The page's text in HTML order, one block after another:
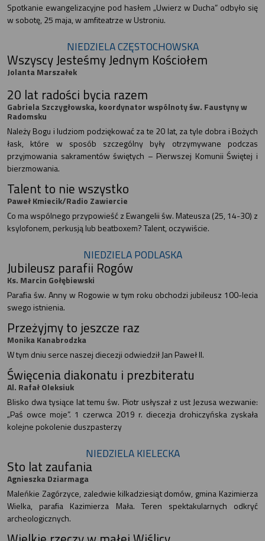
Spotkanie ewangelizacyjne pod hasłem „Uwierz w Ducha” odbyło się
w sobotę, 25 maja, w amfiteatrze w Ustroniu.
NIEDZIELA CZĘSTOCHOWSKA
Wszyscy Jesteśmy Jednym Kościołem
Jolanta Marszałek
20 lat radości bycia razem
Gabriela Szczygłowska, koordynator wspólnoty św. Faustyny w
Radomsku
Należy Bogu i ludziom podziękować za te 20 lat, za tyle dobra i Bożych
łask, które w sposób szczególny były otrzymywane podczas
przyjmowania sakramentów świętych – Pierwszej Komunii Świętej i
bierzmowania.
Talent to nie wszystko
Paweł Kmiecik/Radio Zawiercie
Co ma wspólnego przypowieść z Ewangelii św. Mateusza (25, 14-30) z
ksylofonem, perkusją lub beatboxem? Talent, oczywiście.
NIEDZIELA PODLASKA
Jubileusz parafii Rogów
Ks. Marcin Gołębiewski
Parafia św. Anny w Rogowie w tym roku obchodzi jubileusz 100-lecia
swego istnienia.
Przeżyjmy to jeszcze raz
Monika Kanabrodzka
W tym dniu serce naszej diecezji odwiedził Jan Paweł II.
Święcenia diakonatu i prezbiteratu
Al. Rafał Oleksiuk
Blisko dwa tysiące lat temu św. Piotr usłyszał z ust Jezusa wezwanie:
„Paś owce moje”. 1 czerwca 2019 r. diecezja drohiczyńska zyskała
kolejne pokolenie duszpasterzy
NIEDZIELA KIELECKA
Sto lat zaufania
Agnieszka Dziarmaga
Maleńkie Zagórzyce, zaledwie kilkadziesiąt domów, gmina Kazimierza
Wielka, parafia Kazimierza Mała. Teren spektakularnych odkryć
archeologicznych.